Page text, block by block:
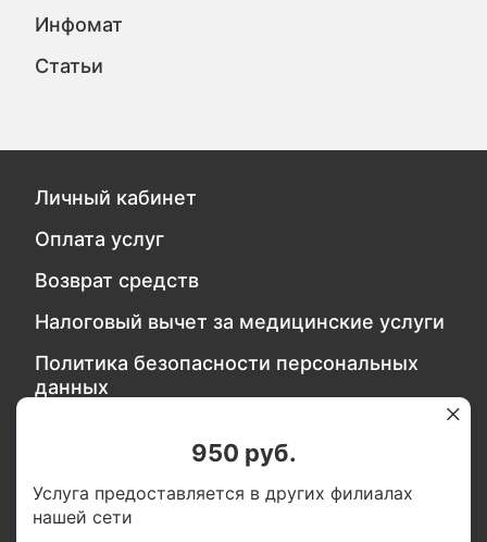
950 руб.
Услуга предоставляется в других филиалах
нашей сети
Инфомат
Статьи
Личный кабинет
Оплата услуг
Возврат средств
Налоговый вычет за медицинские услуги
Политика безопасности персональных
данных
Обратитесь в службу качества